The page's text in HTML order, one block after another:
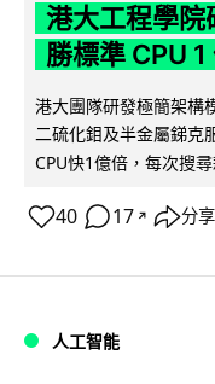
港大工程學院
勝標準 CPU 1
港大團隊研發極簡架構
二硫化鉬及半金屬銻克
CPU快1億倍，每次搜
40 17 ↗ 分享
人工智能